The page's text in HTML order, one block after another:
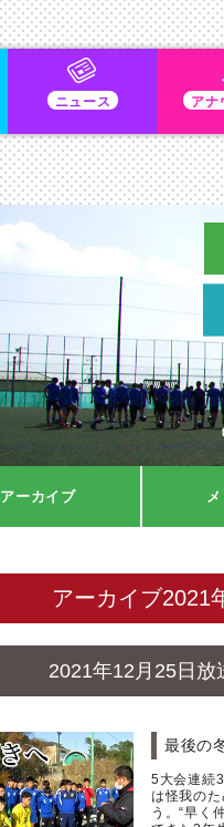
ニュース アナ
アーカイブ
アーカイブ2021
2021年12月25日放
最後の
5大会連続
は怪我の
う。“早く